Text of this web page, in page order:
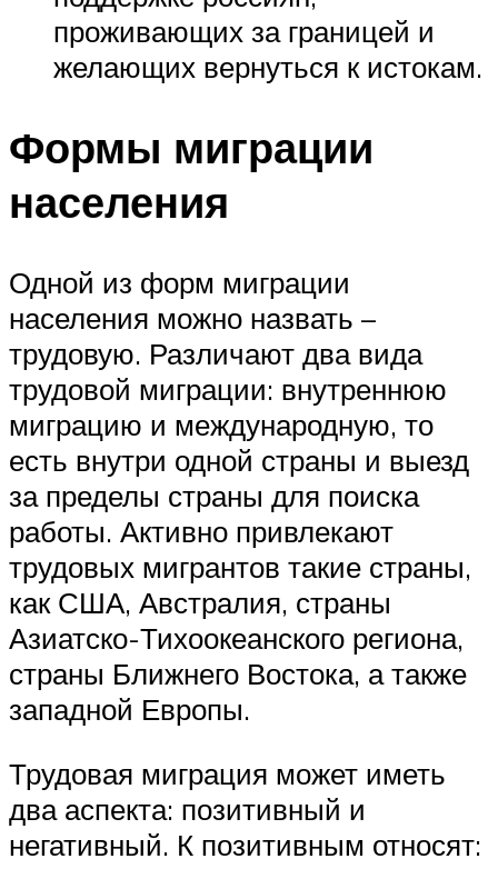
проживающих за границей и
желающих вернуться к истокам.
Формы миграции
населения
Одной из форм миграции
населения можно назвать –
трудовую. Различают два вида
трудовой миграции: внутреннюю
миграцию и международную, то
есть внутри одной страны и выезд
за пределы страны для поиска
работы. Активно привлекают
трудовых мигрантов такие страны,
как США, Австралия, страны
Азиатско-Тихоокеанского региона,
страны Ближнего Востока, а также
западной Европы.
Трудовая миграция может иметь
два аспекта: позитивный и
негативный. К позитивным относят: